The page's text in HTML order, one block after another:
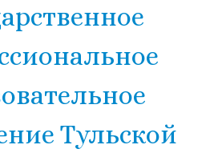
Тульской